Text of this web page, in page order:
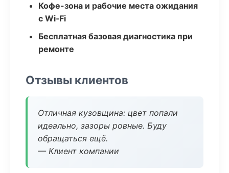
Кофе-зона и рабочие места ожидания
с Wi‑Fi
Бесплатная базовая диагностика при
ремонте
Отзывы клиентов
Отличная кузовщина: цвет попали
идеально, зазоры ровные. Буду
обращаться ещё.
— Клиент компании